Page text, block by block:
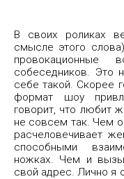
В своих роликах
смысле этого
провокационные
собеседников. Это
себе такой. Скорее
формат шоу
говорит, что любит
не совсем так. Чем
расчеловечивает
способными
ножках. Чем и
свой адрес. Лично я